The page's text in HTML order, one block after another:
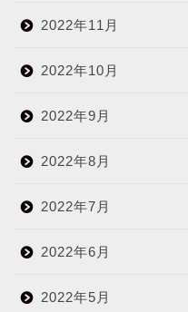
2022年11月
2022年10月
2022年9月
2022年8月
2022年7月
2022年6月
2022年5月